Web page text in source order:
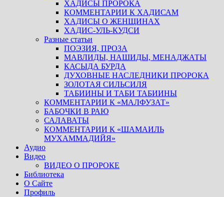
ХАДИСЫ ПРОРОКА
КОММЕНТАРИИ К ХАДИСАМ
ХАДИСЫ О ЖЕНЩИНАХ
ХАДИС-УЛЬ-КУДСИ
Разные статьи
ПОЭЗИЯ, ПРОЗА
МАВЛИДЫ, НАШИДЫ, МЕНАДЖАТЫ
КАСЫДА БУРДА
ДУХОВНЫЕ НАСЛЕДНИКИ ПРОРОКА
ЗОЛОТАЯ СИЛЬСИЛЯ
ТАБИИНЫ И ТАБИ ТАБИИНЫ
КОММЕНТАРИИ К «МАЛФУЗАТ»
БАБОЧКИ В РАЮ
САЛАВАТЫ
КОММЕНТАРИИ К «ШАМАИЛЬ
МУХАММАДИЙЯ»
Аудио
Видео
ВИДЕО О ПРОРОКЕ
Библиотека
О Сайте
Профиль